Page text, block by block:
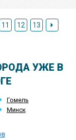
11 12 13
УЖЕ В
Гомель
Минск